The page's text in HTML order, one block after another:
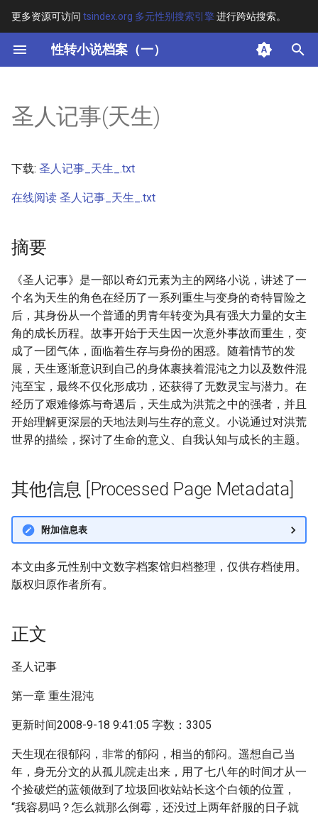
更多资源可访问 tsindex.org 多元性别搜索引擎进行跨站搜索。
性转小说档案（一）
键
开
搜
索
其他信息 [Processed Page
圣人记事(天生)
下载: 圣人记事_天生_.txt
在线阅读 圣人记事_天生_.txt
摘要
《圣人记事》是一部以奇幻元素为主的网络小说，讲述了一
个名为天生的角色在经历了一系列重生与变身的奇特冒险之
后，其身份从一个普通的男青年转变为具有强大力量的女主
角的成长历程。故事开始于天生因一次意外事故而重生，变
成了一团气体，面临着生存与身份的困惑。随着情节的发
展，天生逐渐意识到自己的身体裹挟着混沌之力以及数件混
沌至宝，最终不仅化形成功，还获得了无数灵宝与潜力。在
经历了艰难修炼与奇遇后，天生成为洪荒之中的强者，并且
开始理解更深层的天地法则与生存的意义。小说通过对洪荒
世界的描绘，探讨了生命的意义、自我认知与成长的主题。
其他信息 [Processed Page Metadata]
附加信息表
本文由多元性别中文数字档案馆归档整理，仅供存档使用。
版权归原作者所有。
正文
圣人记事
第一章 重生混沌
更新时间2008-9-18 9:41:05 字数：3305
天生现在很郁闷，非常的郁闷，相当的郁闷。遥想自己当
年，身无分文的从孤儿院走出来，用了七八年的时间才从一
个捡破烂的蓝领做到了垃圾回收站站长这个白领的位置，
“我容易吗？怎么就那么倒霉，还没过上两年舒服的日子就